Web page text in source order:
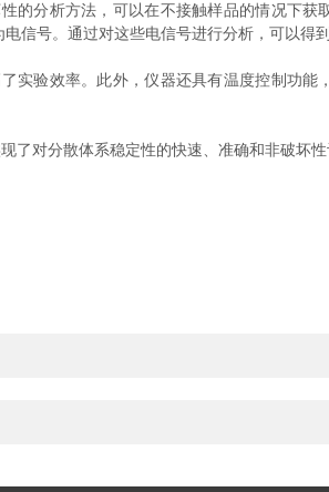
分析方法，可以在不接触样品的情况下获
信号。通过对这些电信号进行分析，可以得
验效率。此外，仪器还具有温度控制功能
对分散体系稳定性的快速、准确和非破坏